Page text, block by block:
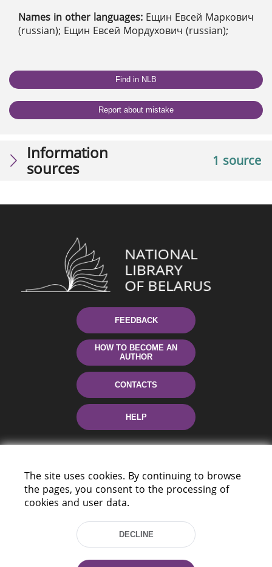
Names in other languages: Ещин Евсей Маркович
(russian); Ещин Евсей Мордухович (russian);
Find in NLB
Report about mistake
1 source
Information
sources
FEEDBACK
HOW TO BECOME AN
AUTHOR
CONTACTS
HELP
220114, Niezaležnasci Ave. 116, Minsk,
Tel.: (+375 17) 368 37 37
The site uses cookies. By continuing to browse
the pages, you consent to the processing of
cookies and user data.
DECLINE